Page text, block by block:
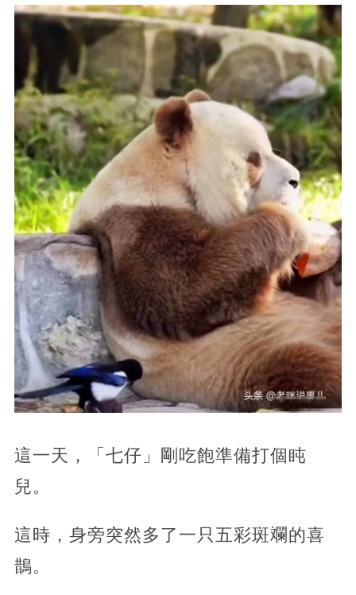
這一天，「七仔」剛吃飽準備打個盹
兒。
這時，身旁突然多了一只五彩斑斕的喜
鵲。